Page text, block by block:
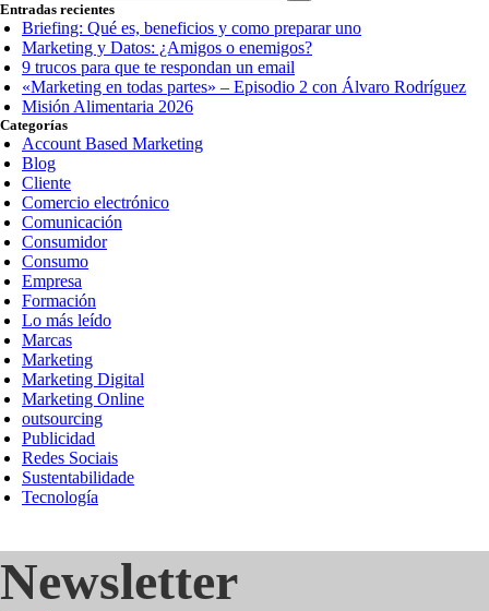
Entradas recientes
Briefing: Qué es, beneficios y como preparar uno
Marketing y Datos: ¿Amigos o enemigos?
9 trucos para que te respondan un email
«Marketing en todas partes» – Episodio 2 con Álvaro Rodríguez
Misión Alimentaria 2026
Categorías
Account Based Marketing
Blog
Cliente
Comercio electrónico
Comunicación
Consumidor
Consumo
Empresa
Formación
Lo más leído
Marcas
Marketing
Marketing Digital
Marketing Online
outsourcing
Publicidad
Redes Sociais
Sustentabilidade
Tecnología
Newsletter